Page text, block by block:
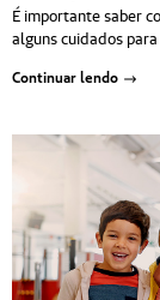
É importante saber
alguns cuidados
Continuar lendo